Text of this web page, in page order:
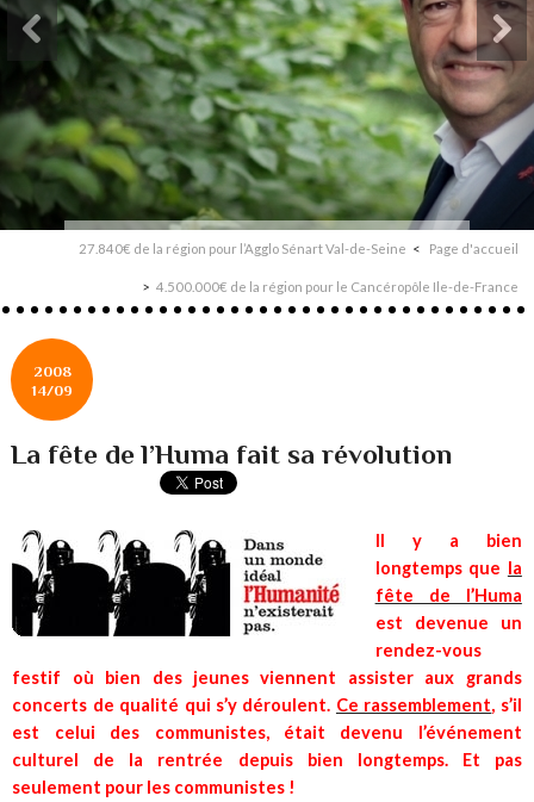
27.840€ de la région pour l’Agglo Sénart Val-de-Seine Page d'accueil
4.500.000€ de la région pour le Cancéropôle Ile-de-France
2008
14/09
La fête de l’Huma fait sa révolution
Il y a bien
longtemps que la
fête de l’Huma
est devenue un
rendez-vous
festif où bien des jeunes viennent assister aux grands
concerts de qualité qui s’y déroulent. Ce rassemblement, s’il
est celui des communistes, était devenu l’événement
culturel de la rentrée depuis bien longtemps. Et pas
seulement pour les communistes !